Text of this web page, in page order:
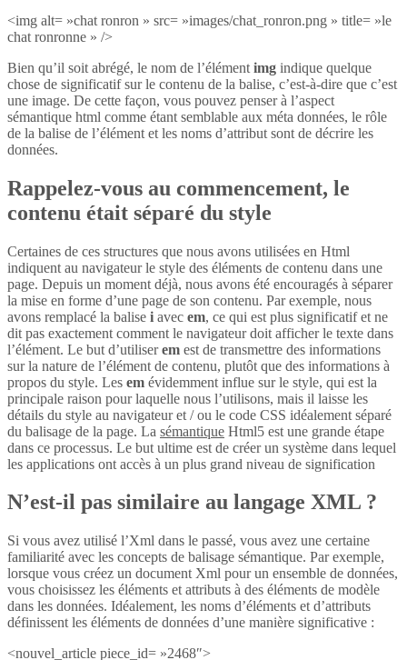
<img alt= »chat ronron » src= »images/chat_ronron.png » title= »le
chat ronronne » />
Bien qu’il soit abrégé, le nom de l’élément img indique quelque
chose de significatif sur le contenu de la balise, c’est-à-dire que c’est
une image. De cette façon, vous pouvez penser à l’aspect
sémantique html comme étant semblable aux méta données, le rôle
de la balise de l’élément et les noms d’attribut sont de décrire les
données.
Rappelez-vous au commencement, le
contenu était séparé du style
Certaines de ces structures que nous avons utilisées en Html
indiquent au navigateur le style des éléments de contenu dans une
page. Depuis un moment déjà, nous avons été encouragés à séparer
la mise en forme d’une page de son contenu. Par exemple, nous
avons remplacé la balise i avec em, ce qui est plus significatif et ne
dit pas exactement comment le navigateur doit afficher le texte dans
l’élément. Le but d’utiliserem est de transmettre des informations
sur la nature de l’élément de contenu, plutôt que des informations à
propos du style. Les em évidemment influe sur le style, qui est la
principale raison pour laquelle nous l’utilisons, mais il laisse les
détails du style au navigateur et / ou le code CSS idéalement séparé
du balisage de la page. La sémantique Html5 est une grande étape
dans ce processus. Le but ultime est de créer un système dans lequel
les applications ont accès à un plus grand niveau de signification
N’est-il pas similaire au langage XML ?
Si vous avez utilisé l’Xml dans le passé, vous avez une certaine
familiarité avec les concepts de balisage sémantique. Par exemple,
lorsque vous créez un document Xml pour un ensemble de données,
vous choisissez les éléments et attributs à des éléments de modèle
dans les données. Idéalement, les noms d’éléments et d’attributs
définissent les éléments de données d’une manière significative :
<nouvel_article piece_id= »2468″>